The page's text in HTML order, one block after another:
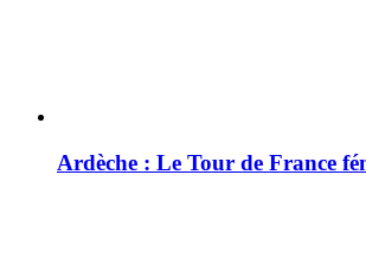
Ardèche : Le Tour de France